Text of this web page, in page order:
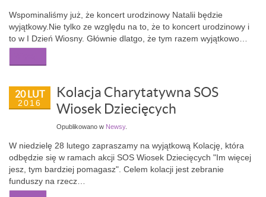
Wspominaliśmy już, że koncert urodzinowy Natalii będzie
wyjątkowy.Nie tylko ze względu na to, że to koncert urodzinowy i
to w I Dzień Wiosny. Głównie dlatgo, że tym razem wyjątkowo…
20 LUT
2016
Kolacja Charytatywna SOS
Wiosek Dziecięcych
Opublikowano w Newsy.
W niedzielę 28 lutego zapraszamy na wyjątkową Kolację, która
odbędzie się w ramach akcji SOS Wiosek Dziecięcych "Im więcej
jesz, tym bardziej pomagasz". Celem kolacji jest zebranie
funduszy na rzecz…